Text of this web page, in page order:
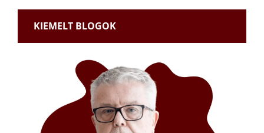
KIEMELT BLOGOK